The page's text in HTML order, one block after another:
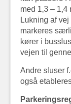
med 1,3 – 1,4
Lukning af
markeres
kører i
vejen til
Andre sluser
også